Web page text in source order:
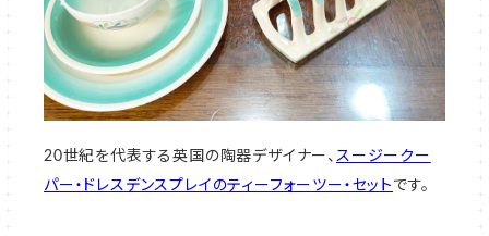
20世紀を代表する英国の陶器デザイナー、 スージークー
パー・ドレスデンスプレイのティーフォーツー・セット です。